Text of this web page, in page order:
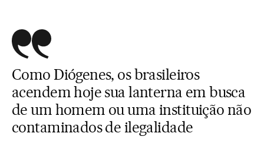
Como Diógenes, os brasileiros
acendem hoje sua lanterna em busca
de um homem ou uma instituição não
contaminados de ilegalidade